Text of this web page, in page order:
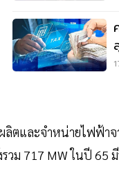
ตและจำหน่ายไฟฟ้า
รวม 717 MW ในปี